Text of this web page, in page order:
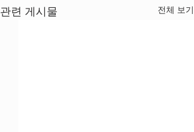
관련 게시물 전체 보기